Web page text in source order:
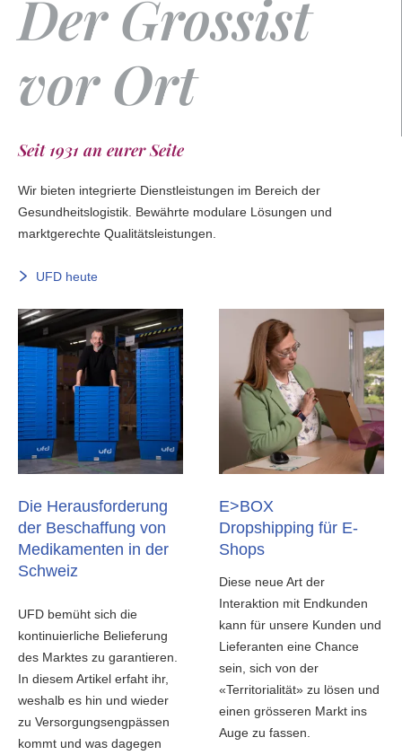
Der Grossist
vor Ort
Seit 1931 an eurer Seite
Wir bieten integrierte Dienstleistungen im Bereich der
Gesundheitslogistik. Bewährte modulare Lösungen und
marktgerechte Qualitätsleistungen.
UFD heute
Die Herausforderung
der Beschaffung von
Medikamenten in der
Schweiz
UFD bemüht sich die
kontinuierliche Belieferung
des Marktes zu garantieren.
In diesem Artikel erfaht ihr,
weshalb es hin und wieder
zu Versorgungsengpässen
kommt und was dagegen
E>BOX
Dropshipping für E-
Shops
Diese neue Art der
Interaktion mit Endkunden
kann für unsere Kunden und
Lieferanten eine Chance
sein, sich von der
«Territorialität» zu lösen und
einen grösseren Markt ins
Auge zu fassen.